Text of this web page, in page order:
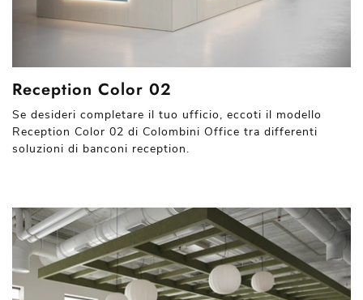
Reception Color 02
Se desideri completare il tuo ufficio, eccoti il modello
Reception Color 02 di Colombini Office tra differenti
soluzioni di banconi reception.